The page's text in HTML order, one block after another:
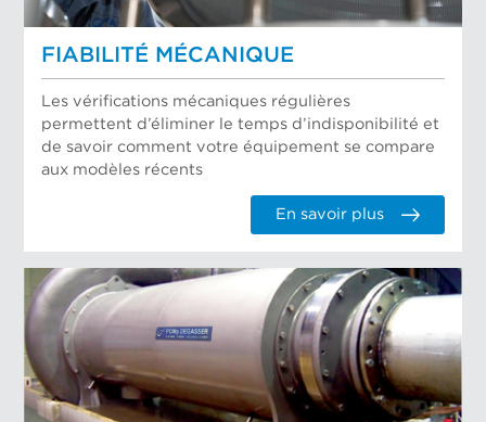
FIABILITÉ MÉCANIQUE
Les vérifications mécaniques régulières
permettent d’éliminer le temps d’indisponibilité et
de savoir comment votre équipement se compare
aux modèles récents
En savoir plus